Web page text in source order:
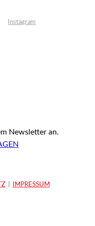
Instagram
Newsletter an.
| IMPRESSUM